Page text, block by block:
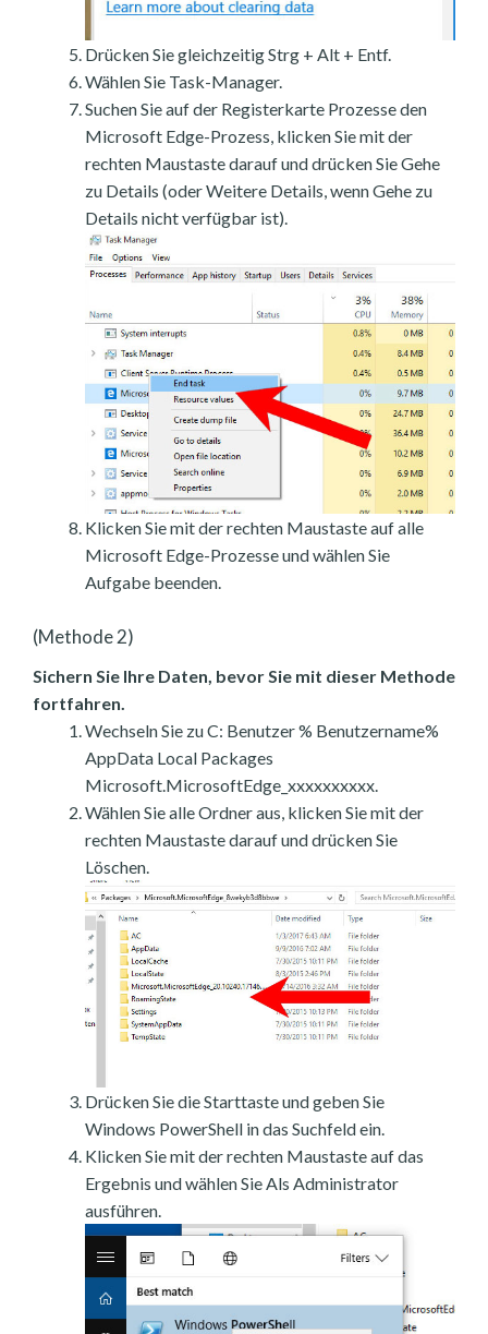
Drücken Sie gleichzeitig Strg + Alt + Entf.
Wählen Sie Task-Manager.
Suchen Sie auf der Registerkarte Prozesse den
Microsoft Edge-Prozess, klicken Sie mit der
rechten Maustaste darauf und drücken Sie Gehe
zu Details (oder Weitere Details, wenn Gehe zu
Details nicht verfügbar ist).
Klicken Sie mit der rechten Maustaste auf alle
Microsoft Edge-Prozesse und wählen Sie
Aufgabe beenden.
(Methode 2)
Sichern Sie Ihre Daten, bevor Sie mit dieser Methode
fortfahren.
Wechseln Sie zu C: Benutzer % Benutzername%
AppData Local Packages
Microsoft.MicrosoftEdge_xxxxxxxxxx.
Wählen Sie alle Ordner aus, klicken Sie mit der
rechten Maustaste darauf und drücken Sie
Löschen.
Drücken Sie die Starttaste und geben Sie
Windows PowerShell in das Suchfeld ein.
Klicken Sie mit der rechten Maustaste auf das
Ergebnis und wählen Sie Als Administrator
ausführen.